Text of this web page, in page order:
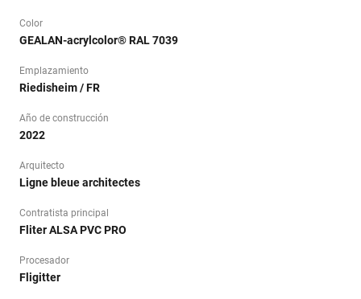
Color
GEALAN-acrylcolor® RAL 7039
Emplazamiento
Riedisheim / FR
Año de construcción
2022
Arquitecto
Ligne bleue architectes
Contratista principal
Fliter ALSA PVC PRO
Procesador
Fligitter